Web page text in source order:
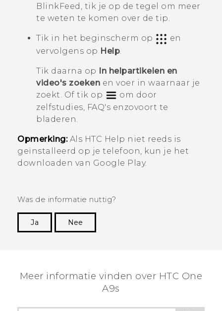
BlinkFeed , tik je op de tegel om meer
te weten te komen over de tip.
Tik in het beginscherm op
en
vervolgens op Help
Tik daarna op In helpartikelen en
video's zoeken en voer in waarnaar je
zoekt. Of tik op
om door
zelfstudies, FAQ's enzovoort te
bladeren.
Opmerking:Als HTC Help niet reeds is
geïnstalleerd op je telefoon, kun je het
downloaden van Google Play.
Was de informatie nuttig?
Ja
Nee
Meer informatie vinden over HTC One
A9s